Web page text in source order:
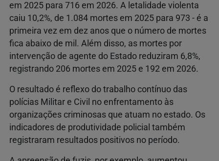
em 2025 para 716 em 2026. A letalidade violenta
caiu 10,2%, de 1.084 mortes em 2025 para 973 - é a
primeira vez em dez anos que o número de mortes
fica abaixo de mil. Além disso, as mortes por
intervenção de agente do Estado reduziram 6,8%,
registrando 206 mortes em 2025 e 192 em 2026.
O resultado é reflexo do trabalho contínuo das
polícias Militar e Civil no enfrentamento às
organizações criminosas que atuam no estado. Os
indicadores de produtividade policial também
registraram resultados positivos no período.